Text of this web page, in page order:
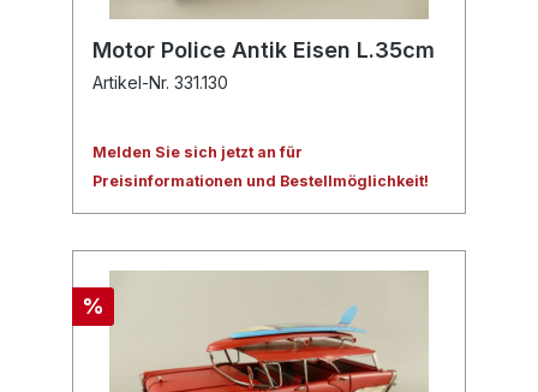
Motor Police Antik Eisen L.35cm
Artikel-Nr. 331.130
Melden Sie sich jetzt an für
Preisinformationen und Bestellmöglichkeit!
%